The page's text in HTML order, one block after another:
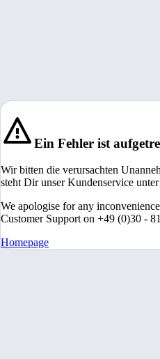
Ein Fehler ist
Wir bitten die verursachten
steht Dir unser Kundenservice
We apologise for any
Customer Support on +49 (0)30 -
Homepage